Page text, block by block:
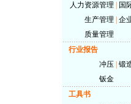
人力资源管理
国
生产管理
企
质量管理
行业报告
冲压 锻
钣金
工具书